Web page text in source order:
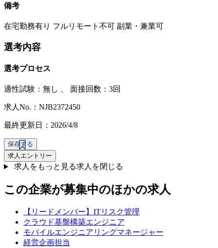
備考
在宅勤務有り フルリモート不可 副業・兼業可
選考内容
選考プロセス
適性試験： 無し 面接回数：3回
求人No.：NJB2372450
最終更新日：2026/4/8
保存する
求人エントリー
求人をもっと見る求人を閉じる
この企業が募集中のほかの求人
【リードメンバー】ITリスク管理
クラウド基盤構築エンジニア
モバイルエンジニアリングマネージャー
経営企画担当